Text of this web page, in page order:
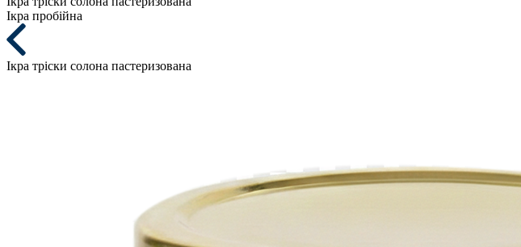
Ікра пробійна
Ікра тріски солона пастеризована